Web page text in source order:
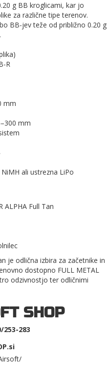
g BB kroglicami, kar jo
za različne tipe terenov.
BB-jev teže od približno 0.20 g
R
mm
mm
ali ustrezna LiPo
ALPHA Full Tan
je odlična izbira za začetnike in
dostopno FULL METAL
odzivnostjo ter odličnimi
SHOP
253-283